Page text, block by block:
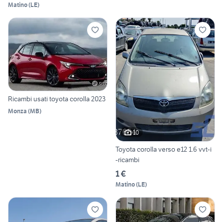
Matino(LE)
Ricambi usati toyota corolla 2023
Monza (MB)
10
Toyota corolla verso e12 1.6 vvt-i
-ricambi
1 €
Matino(LE)